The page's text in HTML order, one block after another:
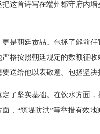
这首诗写在端州郡守府内墙
是朝廷贡品。包拯了解前
格按照朝廷规定的数额征
送给他以表敬意。包拯坚决
了坚实基础。在饮水方面
，“筑堤防洪”等举措有效